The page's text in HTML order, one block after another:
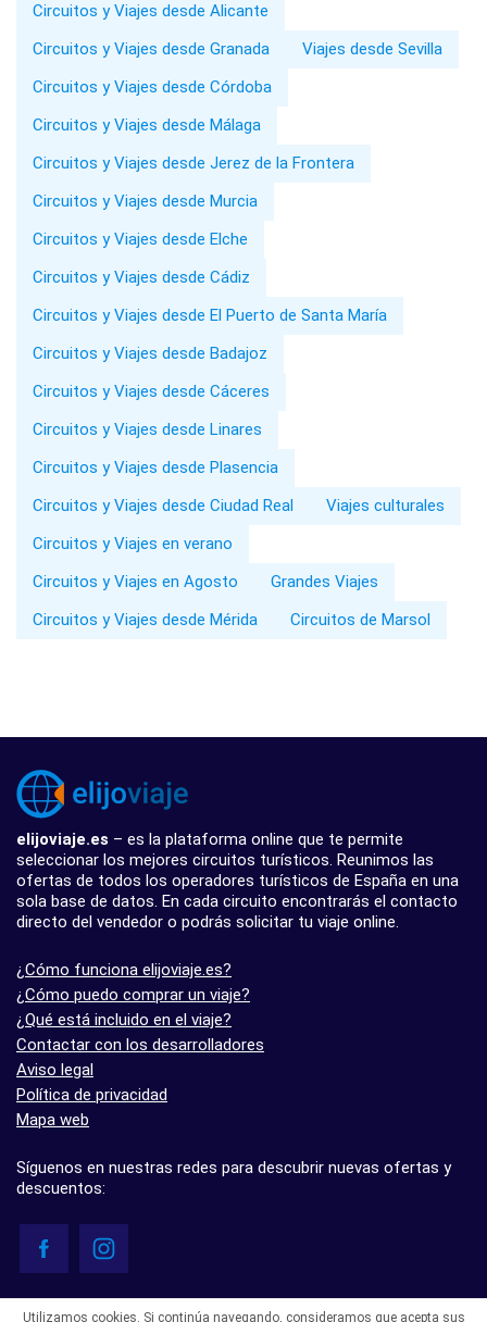
Circuitos y Viajes desde Alicante
Circuitos y Viajes desde Granada
Viajes desde Sevilla
Circuitos y Viajes desde Córdoba
Circuitos y Viajes desde Málaga
Circuitos y Viajes desde Jerez de la Frontera
Circuitos y Viajes desde Murcia
Circuitos y Viajes desde Elche
Circuitos y Viajes desde Cádiz
Circuitos y Viajes desde El Puerto de Santa María
Circuitos y Viajes desde Badajoz
Circuitos y Viajes desde Cáceres
Circuitos y Viajes desde Linares
Circuitos y Viajes desde Plasencia
Circuitos y Viajes desde Ciudad Real
Viajes culturales
Circuitos y Viajes en verano
Circuitos y Viajes en Agosto
Grandes Viajes
Circuitos y Viajes desde Mérida
Circuitos de Marsol
elijoviaje.es – es la plataforma online que te permite
seleccionar los mejores circuitos turísticos. Reunimos las
ofertas de todos los operadores turísticos de España en una
sola base de datos. En cada circuito encontrarás el contacto
directo del vendedor o podrás solicitar tu viaje online.
¿Cómo funciona elijoviaje.es?
¿Cómo puedo comprar un viaje?
¿Qué está incluido en el viaje?
Contactar con los desarrolladores
Aviso legal
Política de privacidad
Mapa web
Síguenos en nuestras redes para descubrir nuevas ofertas y
descuentos:
Utilizamos cookies. Si continúa navegando, consideramos que acepta sus